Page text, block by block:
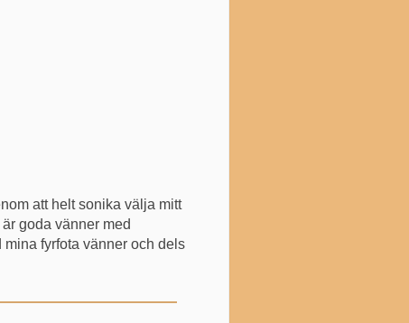
att helt sonika välja mitt
goda vänner med
fyrfota vänner och dels